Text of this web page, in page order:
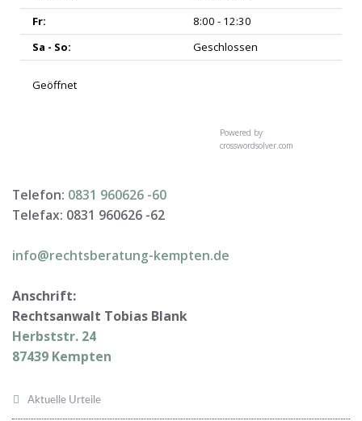
Fr:
8:00 - 12:30
Sa - So:
Geschlossen
Geöffnet
Powered by
crosswordsolver.com
Telefon: 0831 960626 -60
Telefax: 0831 960626 -62
info@rechtsberatung-kempten.de
Anschrift:
Rechtsanwalt Tobias Blank
Herbststr. 24
87439 Kempten
Aktuelle Urteile